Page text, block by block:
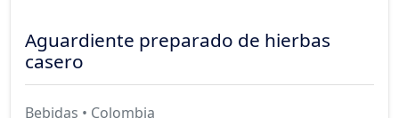
Aguardiente preparado de hierbas
casero
Bebidas • Colombia